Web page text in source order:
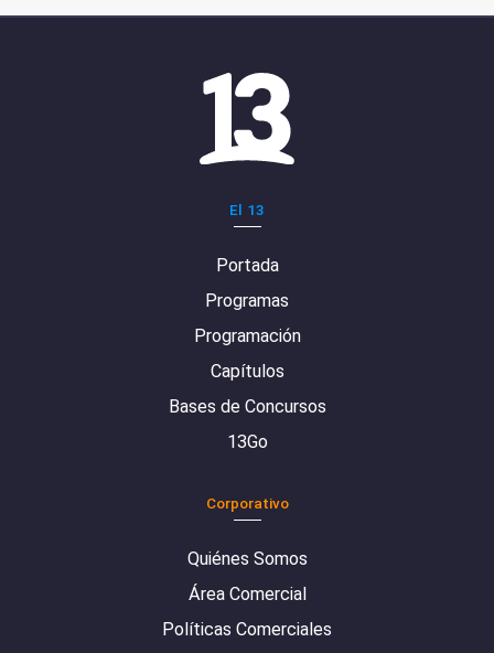
El 13
Portada
Programas
Programación
Capítulos
Bases de Concursos
13Go
Corporativo
Quiénes Somos
Área Comercial
Políticas Comerciales